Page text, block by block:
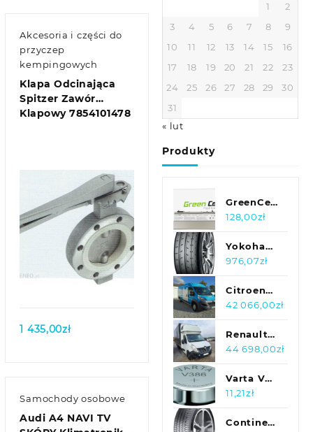
Akcesoria i części do
przyczep
kempingowych
Klapa Odcinająca
Spitzer Zawór
Klapowy 7854101478
Quick view
1 435,00zł
Samochody osobowe
Audi A4 NAVI TV
1
2
3
4 5 6 7 8
9
10
11 12 13 14 15
16
17
18 19 20 21 22
23
24
25 26 27 28 29
30
31
« lut
Produkty
GreenCell
do Dell
E6400 /
0HJ590
(DE30)
128,00zł
Yokohama
ADVAN
195/45R16
84W
SLICK
976,07zł
Citroen
Jumper
42 066,00zł
Renault
Master
44 698,00zł
Varta V
386
11,21zł
Continental